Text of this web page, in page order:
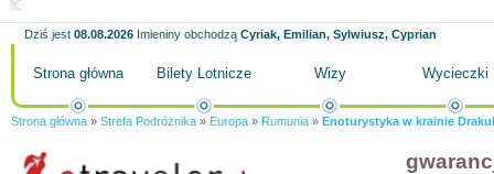
Dziś jest 08.08.2026 Imieniny obchodzą Cyriak, Emilian, Sylwiusz, Cyprian
Strona główna Bilety Lotnicze Wizy Wycieczki
Strona główna » Strefa Podróżnika » Europa » Rumunia » Enoturystyka w krainie